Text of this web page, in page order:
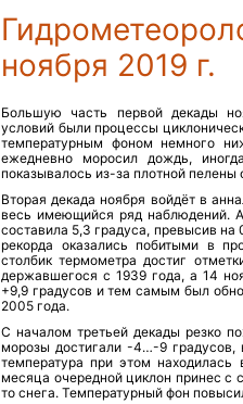
ноября 2019 г.
Большую часть первой декады
условий были процессы
температурным фоном немного
ежедневно моросил дождь,
показывалось из-за плотной пелены
Вторая декада ноября войдёт в
весь имеющийся ряд наблюдений. А
составила 5,3 градуса, превысив
рекорда оказались побитыми в
столбик термометра достиг
державшегося с 1939 года, а 14
+9,9 градусов и тем самым был
2005 года.
С началом третьей декады резко
морозы достигали -4…-9 градусов,
температура при этом
месяца очередной циклон принес с
то снега. Температурный фон